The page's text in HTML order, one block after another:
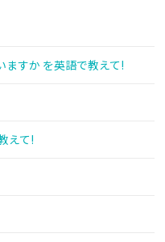
ますか を英語で教えて!
えて!